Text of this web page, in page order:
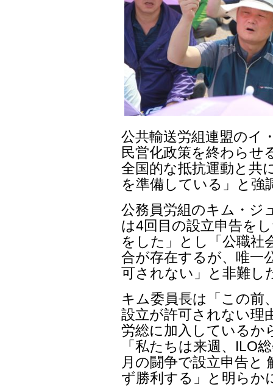
公共輸送労組連盟のイ
民営化政策を終わらせ
全国的な抵抗運動と共
を準備している」と強
公務員労組のキム・ジ
は4回目の設立申告を
をした」とし「公職社
合が存在するが、唯一
可されない」と非難し
キム委員長は「この前
設立が許可されない理
労総に加入しているか
「私たちは来週、ILO
月の闘争で設立申告と
ず勝利する」と明らか